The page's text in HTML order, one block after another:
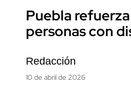
Puebla
personas con
Redacción
10 de abril de 2026